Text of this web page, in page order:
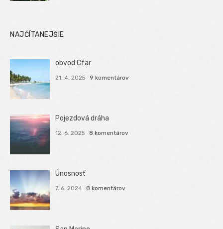
NAJČÍTANEJŠIE
obvod Cfar
21. 4. 2025 9 komentárov
Pojezdová dráha
12. 6. 2025 8 komentárov
Únosnosť
7. 6. 2024 8 komentárov